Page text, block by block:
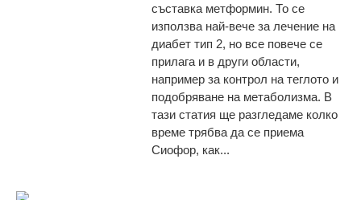
съставка метформин. То се
използва най-вече за лечение на
диабет тип 2, но все повече се
прилага и в други области,
например за контрол на теглото и
подобряване на метаболизма. В
тази статия ще разгледаме колко
време трябва да се приема
Сиофор, как...